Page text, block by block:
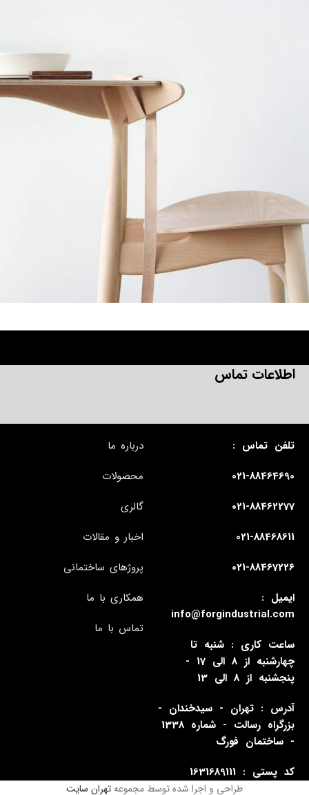
A lacus bibendum pulvinar
اطلاعات تماس
تلفن تماس :
021-88464690
021-88462277
021-88468611
021-88467226
ایمیل :
info@forgindustrial.com
ساعت کاری : شنبه تا
چهارشنبه از 8 الی 17 -
پنجشنبه از 8 الی 13
آدرس : تهران - سیدخندان -
بزرگراه رسالت - شماره 1338
- ساختمان فورگ
کد پستی : 1631689111
درباره ما
محصولات
گالری
اخبار و مقالات
پروژهای ساختمانی
همکاری با ما
تماس با ما
طراحی و اجرا شده توسط مجموعهتهران سایت